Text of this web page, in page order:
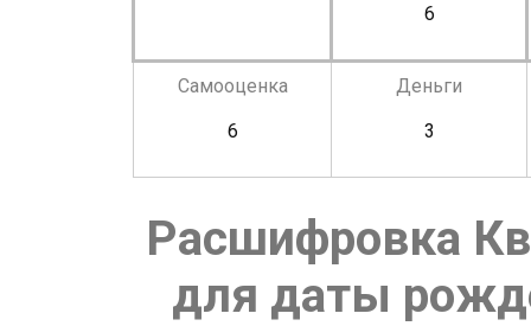
6
Самооценка
6
Деньги
3
Расшифровка
для даты